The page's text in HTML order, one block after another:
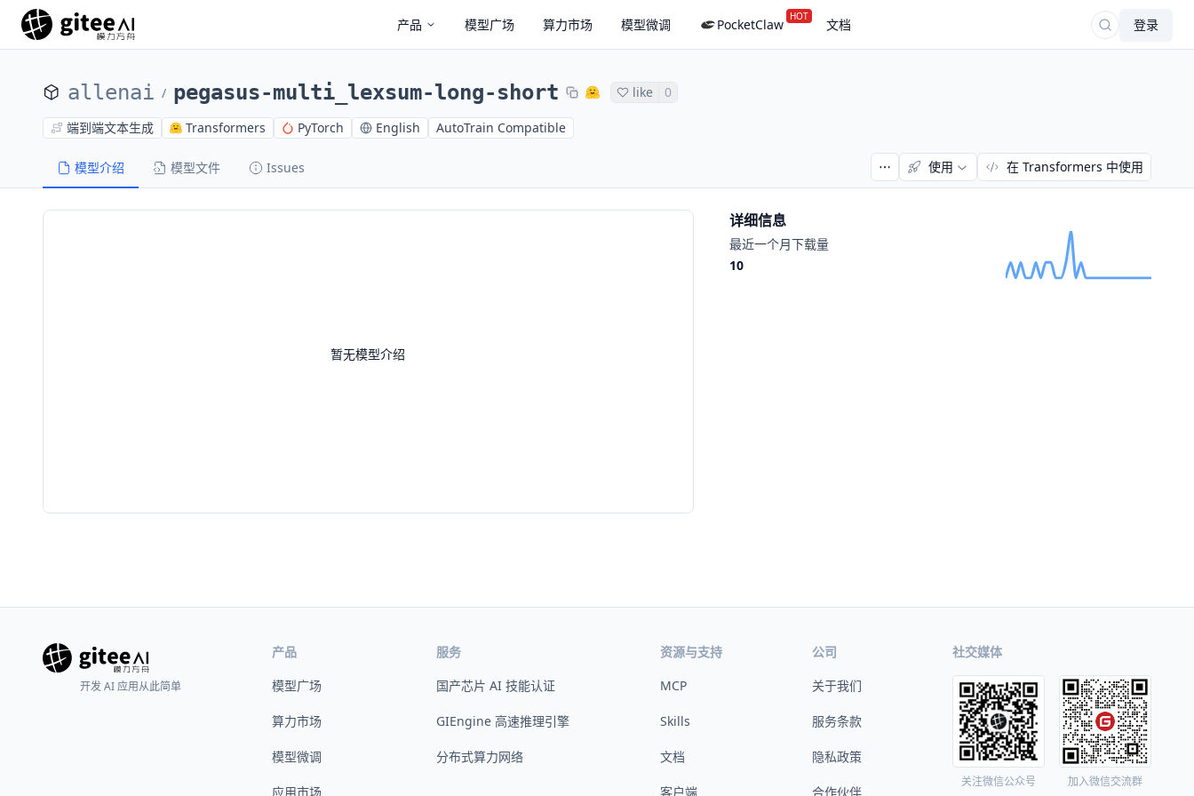
产品 模型广场 算力市场 模型微调 PocketClaw HOT 文档 登录
allenai / pegasus-multi_lexsum-long-short like 0
端到端文本生成 Transformers PyTorch English AutoTrain Compatible
模型介绍 模型文件 Issues 使用 在 Transformers 中使用
暂无模型介绍
详细信息
最近一个月下载量
10
开发 AI 应用从此简单
产品
模型广场
算力市场
模型微调
应用市场
服务
国产芯片 AI 技能认证
GIEngine 高速推理引擎
分布式算力网络
资源与支持
MCP
Skills
文档
客户端
公司
关于我们
服务条款
隐私政策
合作伙伴
社交媒体
关注微信公众号 加入微信交流群